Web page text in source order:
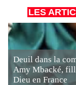
LES
Deuil dans la
Amy Mbacké,
Dieu en France